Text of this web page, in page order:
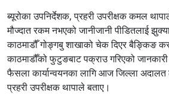
ब्यूरोका उपनिर्देशक, प्रहरी उपरीक्षक कमल
मौज्दात रकम नभएको जानीजानी पीडितलाई
काठमाडौँ गोङ्गबु शाखाको चेक दिएर बैङ्किङ
काठमाडौँको फुटुङबाट पक्राउ गरिएको
फैसला कार्यान्वयनका लागि आज जिल्ला
प्रहरी उपरीक्षक थापाले बताए।